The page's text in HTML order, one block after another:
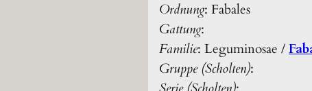
Ordnung: Fabales
Gattung:
Familie: Leguminosae /
Gruppe (Scholten):